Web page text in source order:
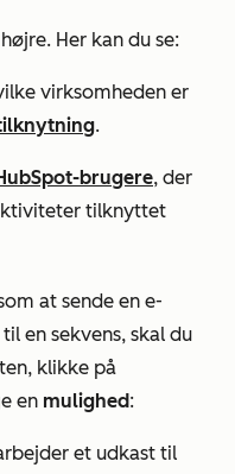
Her kan du se:
virksomheden er
.
brugere, der
tilknyttet
at sende en e-
en sekvens, skal du
klikke på
en mulighed:
et udkast til